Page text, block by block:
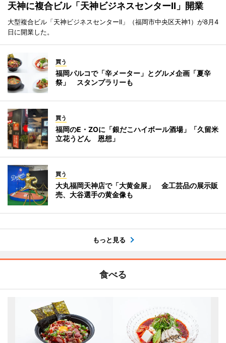
天神に複合ビル「天神ビジネスセンターII」開業
大型複合ビル「天神ビジネスセンターII」（福岡市中央区天神1）が8月4
日に開業した。
買う
福岡パルコで「辛メーター」とグルメ企画「夏辛
祭」 スタンプラリーも
買う
福岡のE・ZOに「銀だこハイボール酒場」「久留米
立花うどん 恩想」
買う
大丸福岡天神店で「大黄金展」 金工芸品の展示販
売、大谷選手の黄金像も
もっと見る
食べる